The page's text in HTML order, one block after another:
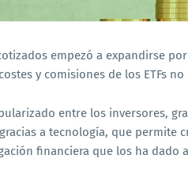
empezó a expandirse
y comisiones de los ETFs
entre los inversores,
a tecnología, que permite
financiera que los ha dado